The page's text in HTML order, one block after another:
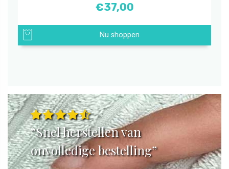
€37,00
Nu shoppen
“Snel herstellen van
onvolledige bestelling”